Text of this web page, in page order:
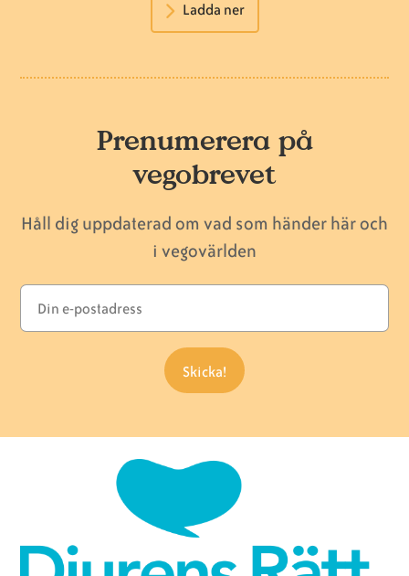
Ladda ner
Prenumerera på
vegobrevet
Håll dig uppdaterad om vad som händer här och
i vegovärlden